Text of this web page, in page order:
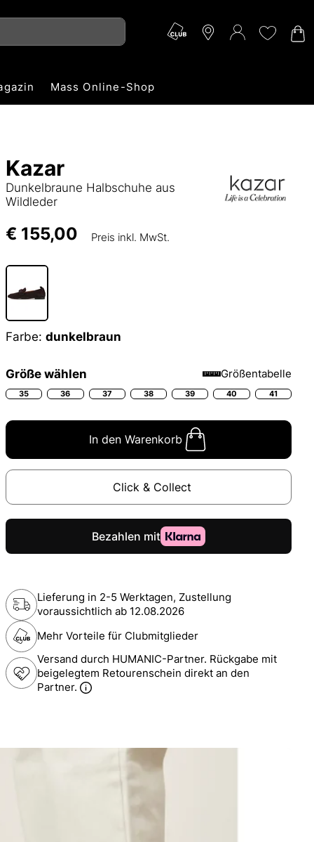
Mass Online-Shop
Kazar
Dunkelbraune Halbschuhe aus
Wildleder
€ 155,00 Preis inkl. MwSt.
Farbe: dunkelbraun
Größe wählen Größentabelle
35 36 37 38 39 40 41
In den Warenkorb
Click & Collect
Lieferung in 2-5 Werktagen, Zustellung
voraussichtlich ab 12.08.2026
Mehr Vorteile für Clubmitglieder
Versand durch HUMANIC-Partner. Rückgabe mit
beigelegtem Retourenschein direkt an den
Partner.